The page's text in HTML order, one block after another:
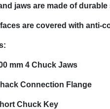
jaws are made of durable
are covered with anti-
mm 4 Chuck Jaws
Connection Flange
Chuck Key